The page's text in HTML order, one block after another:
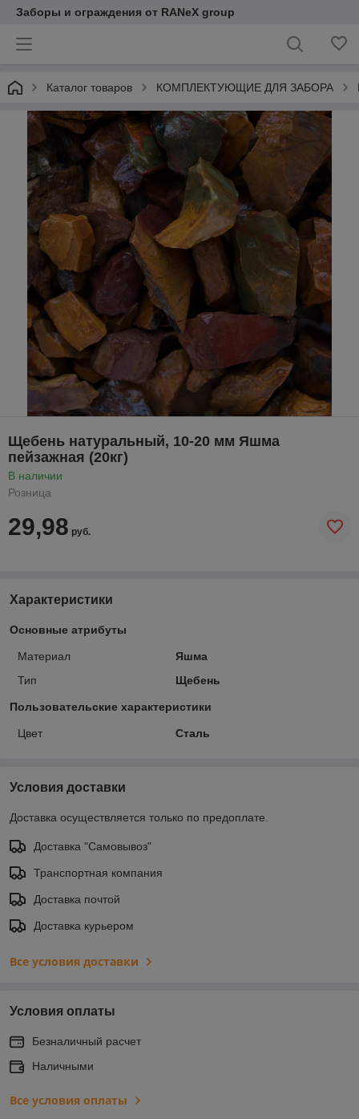
Заборы и ограждения от RANeX group
Каталог товаров КОМПЛЕКТУЮЩИЕ ДЛЯ ЗАБОРА
Щебень натуральный, 10-20 мм Яшма
пейзажная (20кг)
В наличии
Розница
29,98 руб.
Характеристики
Основные атрибуты
Материал
Яшма
Тип
Щебень
Пользовательские характеристики
Цвет Сталь
Условия доставки
Доставка осуществляется только по предоплате.
Доставка "Самовывоз"
Транспортная компания
Доставка почтой
Доставка курьером
Все условия доставки
Условия оплаты
Безналичный расчет
Наличными
Все условия оплаты